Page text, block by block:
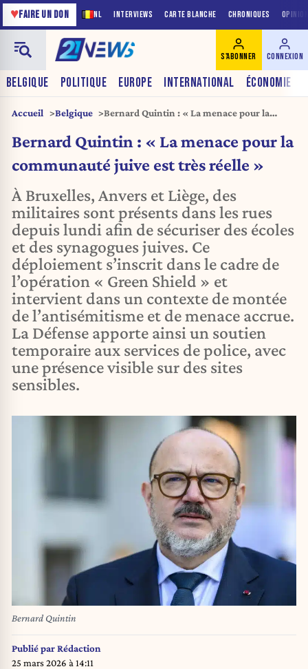
NL INTERVIEWS CARTE BLANCHE CHRONIQUES
♥FAIRE UN DON
BELGIQUE POLITIQUE EUROPE INTERNATIONAL ÉCONOMIE
S'ABONNER CONNEXION
Accueil Belgique
Bernard Quintin : « La menace pour la
Bernard Quintin : « La menace pour la
communauté juive est très réelle »
À Bruxelles, Anvers et Liège, des
militaires sont présents dans les rues
depuis lundi afin de sécuriser des écoles
et des synagogues juives. Ce
déploiement s’inscrit dans le cadre de
l’opération « Green Shield » et
intervient dans un contexte de montée
de l’antisémitisme et de menace accrue.
La Défense apporte ainsi un soutien
temporaire aux services de police, avec
une présence visible sur des sites
sensibles.
Bernard Quintin
Publié parRédaction
25 mars 2026 à 14:11